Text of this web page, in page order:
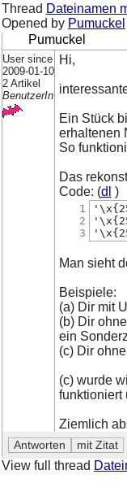
Thread Dateinamen
Opened by Pumuckel
Pumuckel
User since
2009-01-10
2 Artikel
BenutzerIn
Hi,
Ein Stück
erhaltenen
So
Das
Code: (dl )
1
2
3
Man sieht
Beispiele:
(a) Dir mit
(b) Dir
ein
(c) Dir
(c) wurde
funktioniert
Ziemlich
View full thread